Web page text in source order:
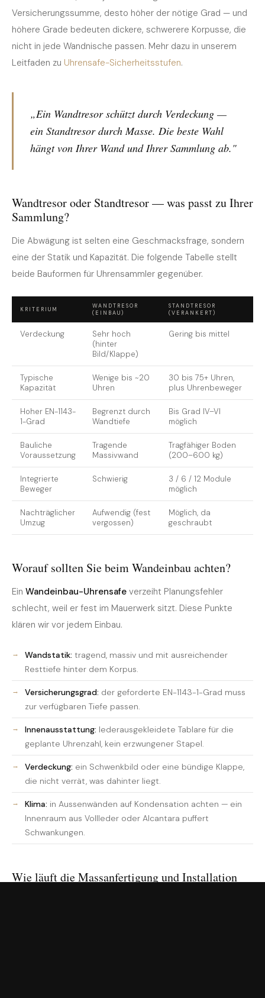
Versicherungssumme, desto höher der nötige Grad — und
höhere Grade bedeuten dickere, schwerere Korpusse, die
nicht in jede Wandnische passen. Mehr dazu in unserem
Leitfaden zu Uhrensafe-Sicherheitsstufen.
„Ein Wandtresor schützt durch Verdeckung —
ein Standtresor durch Masse. Die beste Wahl
hängt von Ihrer Wand und Ihrer Sammlung ab."
Wandtresor oder Standtresor — was passt zu Ihrer
Sammlung?
Die Abwägung ist selten eine Geschmacksfrage, sondern
eine der Statik und Kapazität. Die folgende Tabelle stellt
beide Bauformen für Uhrensammler gegenüber.
KRITERIUM
WANDTRESOR
(EINBAU)
STANDTRESOR
(VERANKERT)
Verdeckung
Sehr hoch
(hinter
Bild/Klappe)
Gering bis mittel
Typische
Kapazität
Wenige bis ~20
Uhren
30 bis 75+ Uhren,
plus Uhrenbeweger
Hoher EN-1143-
1-Grad
Begrenzt durch
Wandtiefe
Bis Grad IV–VI
möglich
Bauliche
Voraussetzung
Tragende
Massivwand
Tragfähiger Boden
(200–600 kg)
Integrierte
Beweger
Schwierig
3 / 6 / 12 Module
möglich
Nachträglicher
Umzug
Aufwendig (fest
vergossen)
Möglich, da
geschraubt
Worauf sollten Sie beim Wandeinbau achten?
Ein Wandeinbau-Uhrensafe verzeiht Planungsfehler
schlecht, weil er fest im Mauerwerk sitzt. Diese Punkte
klären wir vor jedem Einbau.
Wandstatik: tragend, massiv und mit ausreichender
Resttiefe hinter dem Korpus.
Versicherungsgrad: der geforderte EN-1143-1-Grad muss
zur verfügbaren Tiefe passen.
Innenausstattung: lederausgekleidete Tablare für die
geplante Uhrenzahl, kein erzwungener Stapel.
Verdeckung: ein Schwenkbild oder eine bündige Klappe,
die nicht verrät, was dahinter liegt.
Klima: in Aussenwänden auf Kondensation achten — ein
Innenraum aus Vollleder oder Alcantara puffert
Schwankungen.
Wie läuft die Massanfertigung und Installation